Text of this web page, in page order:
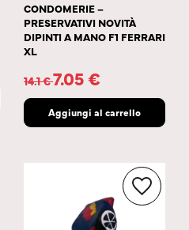
CONDOMERIE –
PRESERVATIVI NOVITÀ
DIPINTI A MANO F1 FERRARI
XL
14.1€7.05€
Aggiungi al carrello